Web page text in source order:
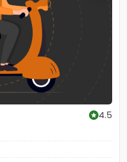
4.5